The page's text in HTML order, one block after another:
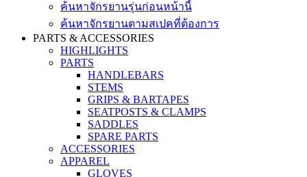
ค้นหาจักรยานรุ่นก่อนหน้านี้
ค้นหาจักรยานตามสเปคที่ต้องการ
PARTS & ACCESSORIES
HIGHLIGHTS
PARTS
HANDLEBARS
STEMS
GRIPS & BARTAPES
SEATPOSTS & CLAMPS
SADDLES
SPARE PARTS
ACCESSORIES
APPAREL
GLOVES